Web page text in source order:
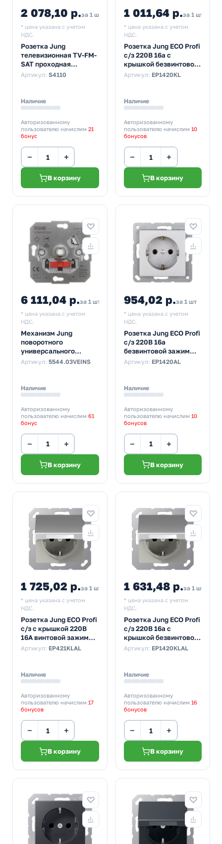
2 078,10 р.за 1 шт
* цена указана с учетом
НДС.
Розетка Jung
телевизионная TV-FM-
SAT проходная
механизм
Артикул: S4110
Наличие
Авторизованному
пользователю начислим 21
бонус
− +
В корзину
1 011,64 р.за 1 шт
* цена указана с учетом
НДС.
Розетка Jung ECO Profi
с/з 220В 16а с
крышкой безвинтовой
зажим Слоновая кость
Артикул: EP1420KL
Наличие
Авторизованному
пользователю начислим 10
бонусов
− +
В корзину
6 111,04 р.за 1 шт
* цена указана с учетом
НДС.
Механизм Jung
поворотного
универсального
диммер с вкл/выкл
Артикул: 5544.03VEINS
Наличие
Авторизованному
пользователю начислим 61
бонус
− +
В корзину
954,02 р.за 1 шт
* цена указана с учетом
НДС.
Розетка Jung ECO Profi
с/з 220В 16а
безвинтовой зажим
алюминий
Артикул: EP1420AL
Наличие
Авторизованному
пользователю начислим 10
бонусов
− +
В корзину
1 725,02 р.за 1 шт
* цена указана с учетом
НДС.
Розетка Jung ECO Profi
с/з с крышкой 220В
16А винтовой зажим
Алюминий
Артикул: EP421KLAL
Наличие
Авторизованному
пользователю начислим 17
бонусов
− +
В корзину
1 631,48 р.за 1 шт
* цена указана с учетом
НДС.
Розетка Jung ECO Profi
с/з 220В 16а с
крышкой безвинтовой
зажим Алюминий
Артикул: EP1420KLAL
Наличие
Авторизованному
пользователю начислим 16
бонусов
− +
В корзину